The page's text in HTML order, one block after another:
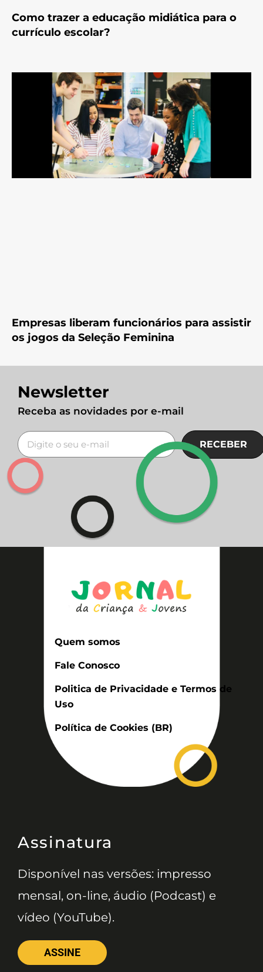
Como trazer a educação midiática para o
currículo escolar?
Empresas liberam funcionários para assistir
os jogos da Seleção Feminina
Newsletter
Receba as novidades por e-mail
RECEBER
Quem somos
Fale Conosco
Politica de Privacidade e Termos de
Uso
Política de Cookies (BR)
Assinatura
Disponível nas versões: impresso
mensal, on-line, áudio (Podcast) e
vídeo (YouTube).
ASSINE